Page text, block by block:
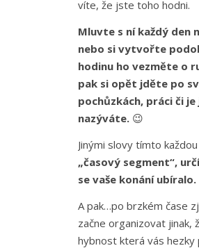
víte, že jste toho hodni.
Mluvte s ní každý den
nebo si vytvořte
hodinu ho vezměte o
pak si opět jděte po
pochůzkách, práci či
nazýváte. 😉
Jinými slovy tímto
„časový segment“,
se vaše konání ubíralo.
A pak…po brzkém čase
začne organizovat jinak,
hybnost která vás hezky